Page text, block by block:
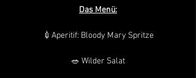
Das Menü:
💉Aperitif: Bloody Mary Spritze
🥗 Wilder Salat